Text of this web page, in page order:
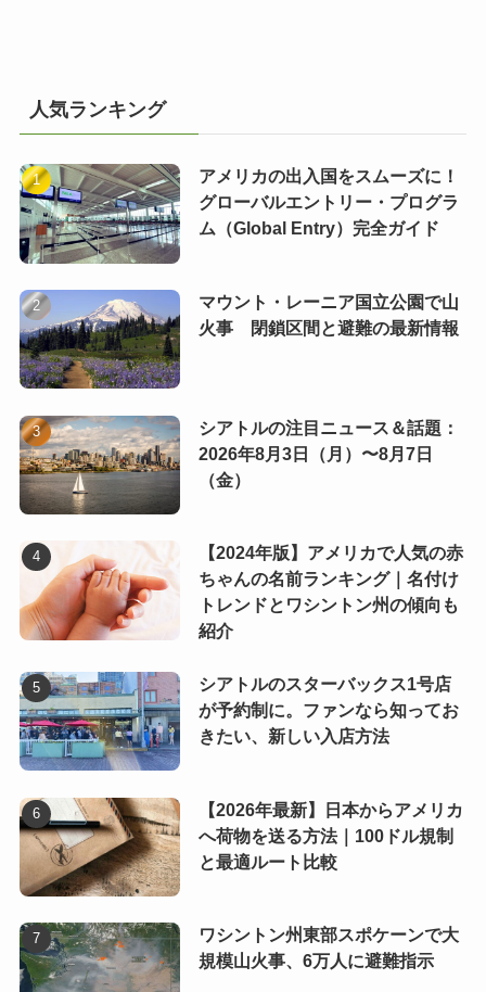
人気ランキング
アメリカの出入国をスムーズに！
グローバルエントリー・プログラ
ム（Global Entry）完全ガイド
マウント・レーニア国立公園で山
火事 閉鎖区間と避難の最新情報
シアトルの注目ニュース＆話題：
2026年8月3日（月）〜8月7日
（金）
【2024年版】アメリカで人気の赤
ちゃんの名前ランキング｜名付け
トレンドとワシントン州の傾向も
紹介
シアトルのスターバックス1号店
が予約制に。ファンなら知ってお
きたい、新しい入店方法
【2026年最新】日本からアメリカ
へ荷物を送る方法｜100ドル規制
と最適ルート比較
ワシントン州東部スポケーンで大
規模山火事、6万人に避難指示